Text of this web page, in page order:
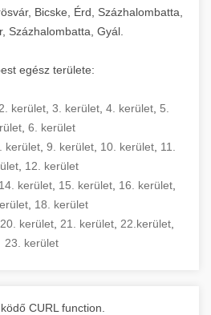
Bicske, Érd, Százhalombatta,
Százhalombatta, Gyál.
egész területe:
2. kerület 3. kerület 4. kerület 5.
6. kerület
kerület, 9. kerület, 10. kerület, 11.
12. kerület
14. kerület 15. kerület 16. kerület
18. kerület
20. kerület 21. kerület 22.kerület
23. kerület
CURL function.